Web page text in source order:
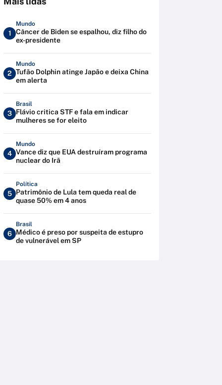
1
Mundo
Câncer de Biden se espalhou, diz filho do
ex-presidente
2
Mundo
Tufão Dolphin atinge Japão e deixa China
em alerta
3
Brasil
Flávio critica STF e fala em indicar
mulheres se for eleito
4
Mundo
Vance diz que EUA destruíram programa
nuclear do Irã
5
Política
Patrimônio de Lula tem queda real de
quase 50% em 4 anos
6
Brasil
Médico é preso por suspeita de estupro
de vulnerável em SP